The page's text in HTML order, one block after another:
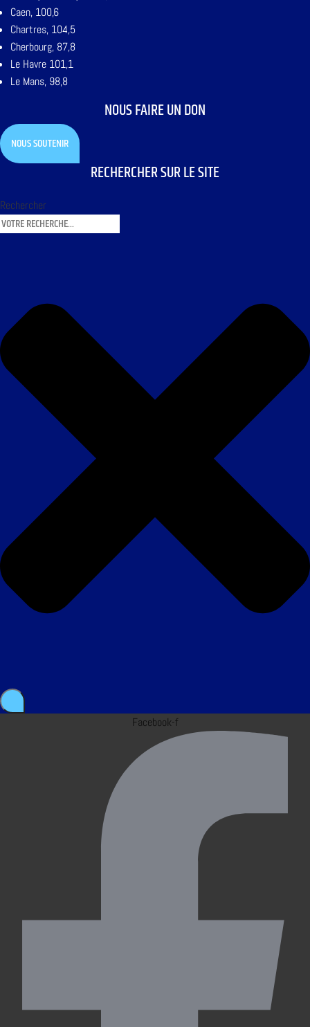
Caen, 100,6
Chartres, 104,5
Cherbourg, 87,8
Le Havre 101,1
Le Mans, 98,8
NOUS FAIRE UN DON
NOUS SOUTENIR
RECHERCHER SUR LE SITE
Rechercher
Facebook-f